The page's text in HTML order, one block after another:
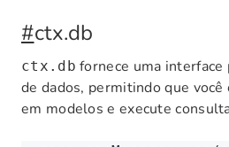
#ctx.db
ctx.db fornece uma interface
de dados, permitindo que
em modelos e execute